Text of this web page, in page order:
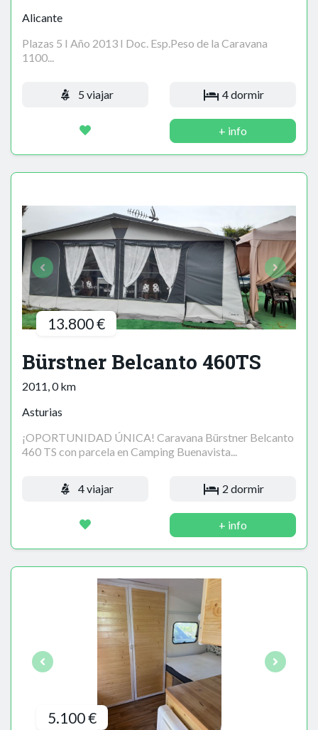
Alicante
Plazas 5 I Año 2013 I Doc. Esp.Peso de la Caravana
1100...
5 viajar 4 dormir
+ info
13.800 €
Bürstner Belcanto 460TS
2011, 0 km
Asturias
¡OPORTUNIDAD ÚNICA! Caravana Bürstner Belcanto
460 TS con parcela en Camping Buenavista...
4 viajar 2 dormir
+ info
5.100 €